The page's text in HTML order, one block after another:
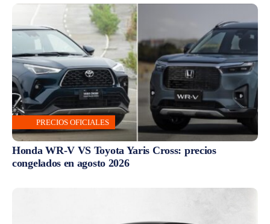
PRECIOS OFICIALES
Honda WR-V VS Toyota Yaris Cross: precios
congelados en agosto 2026